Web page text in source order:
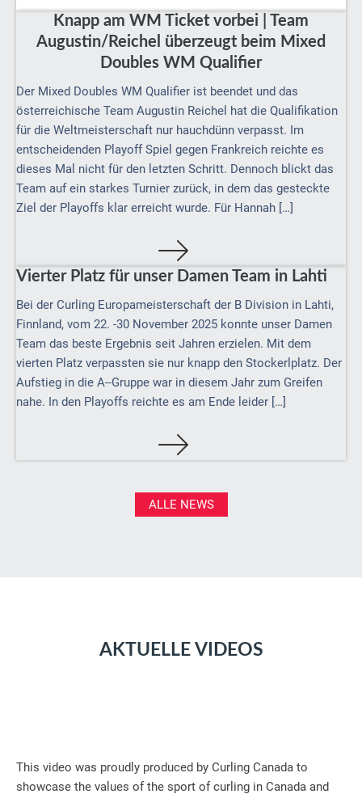
Knapp am WM Ticket vorbei | Team
Augustin/Reichel überzeugt beim Mixed
Doubles WM Qualifier
Der Mixed Doubles WM Qualifier ist beendet und das
österreichische Team Augustin Reichel hat die Qualifikation
für die Weltmeisterschaft nur hauchdünn verpasst. Im
entscheidenden Playoff Spiel gegen Frankreich reichte es
dieses Mal nicht für den letzten Schritt. Dennoch blickt das
Team auf ein starkes Turnier zurück, in dem das gesteckte
Ziel der Playoffs klar erreicht wurde. Für Hannah […]
Vierter Platz für unser Damen Team in Lahti
Bei der Curling Europameisterschaft der B Division in Lahti,
Finnland, vom 22. -30 November 2025 konnte unser Damen
Team das beste Ergebnis seit Jahren erzielen. Mit dem
vierten Platz verpassten sie nur knapp den Stockerlplatz. Der
Aufstieg in die A--Gruppe war in diesem Jahr zum Greifen
nahe. In den Playoffs reichte es am Ende leider […]
ALLE NEWS
AKTUELLE VIDEOS
This video was proudly produced by Curling Canada to
showcase the values of the sport of curling in Canada and